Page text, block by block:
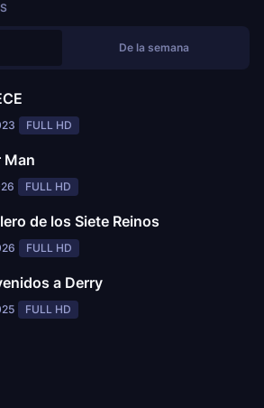
De la semana
FULL HD
Man
FULL HD
de los Siete Reinos
FULL HD
a Derry
FULL HD